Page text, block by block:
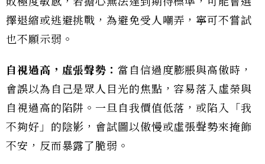
擇退縮或逃避挑戰，為避免受人嘲弄，寧可不嘗試
也不願示弱。
自視過高，虛張聲勢： 當自信過度膨脹與高傲時，
會誤以為自己是眾人目光的焦點，容易落入虛榮與
自視過高的陷阱。一旦自我價值低落，或陷入「我
不夠好」的陰影，會試圖以傲慢或虛張聲勢來掩飾
不安，反而暴露了脆弱。